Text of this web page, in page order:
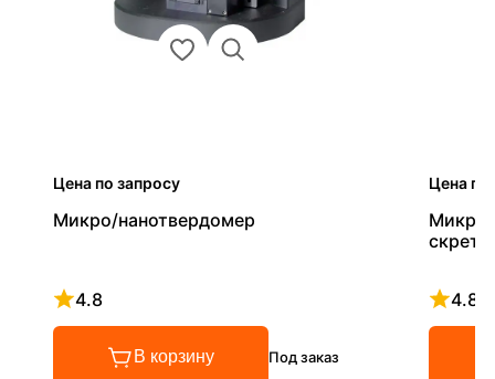
Цена по запросу
Микро/нанотвердомер
4.8
Рейтинг 4.8 из 5
В корзину Под заказ
Цена по
Микро/
4.8